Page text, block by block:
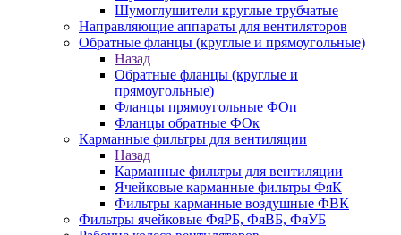
Шумоглушители круглые трубчатые
Направляющие аппараты для вентиляторов
Обратные фланцы (круглые и прямоугольные)
Назад
Обратные фланцы (круглые и
прямоугольные)
Фланцы прямоугольные ФОп
Фланцы обратные ФОк
Карманные фильтры для вентиляции
Назад
Карманные фильтры для вентиляции
Ячейковые карманные фильтры ФяК
Фильтры карманные воздушные ФВК
Фильтры ячейковые ФяРБ, ФяВБ, ФяУБ